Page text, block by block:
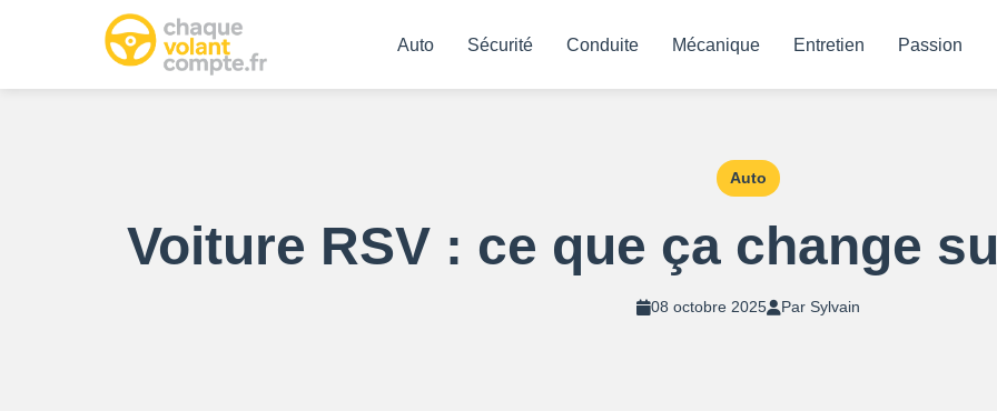
Auto Sécurité Conduite Mécanique Entretien Passion
Auto
Voiture RSV : ce que ça change
08 octobre 2025 Par Sylvain